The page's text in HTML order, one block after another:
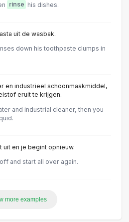
rinse his dishes.
uit de wasbak.
down his toothpaste clumps in
en industrieel schoonmaakmiddel,
eruit te krijgen.
and industrial cleaner, then you
uit en je begint opnieuw.
and start all over again.
more examples